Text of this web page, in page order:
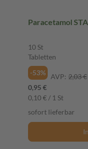
10 St
Tabletten
-53%
AVP: 2,03 €
0,95 €
0,10 € / 1 St
sofort lieferbar